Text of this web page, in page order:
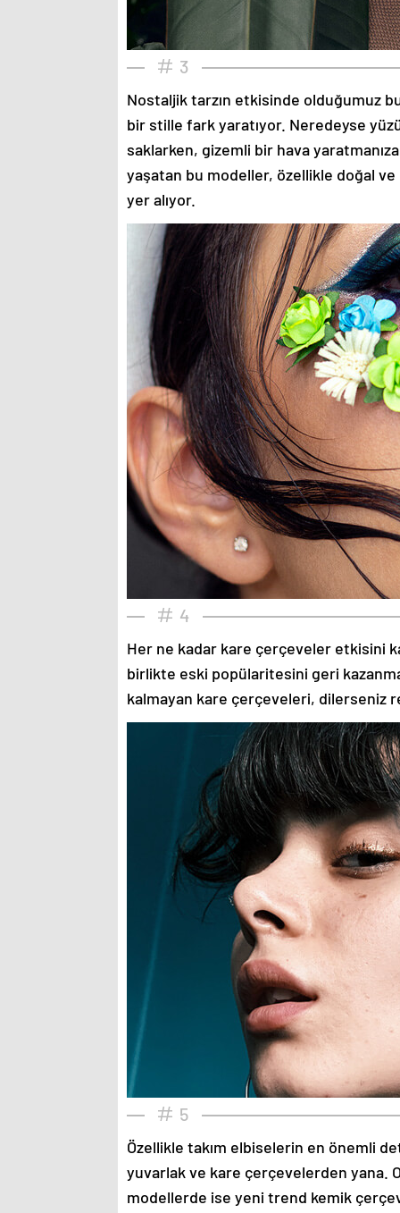
3
Nostaljik tarzın etkisinde olduğumuz
bir stille fark yaratıyor. Neredeyse
saklarken, gizemli bir hava yaratmanıza
yaşatan bu modeller, özellikle doğal
yer alıyor.
4
Her ne kadar kare çerçeveler etkisini
birlikte eski popülaritesini geri
kalmayan kare çerçeveleri, dilerseniz
5
Özellikle takım elbiselerin en önemli
yuvarlak ve kare çerçevelerden yana.
modellerde ise yeni trend kemik